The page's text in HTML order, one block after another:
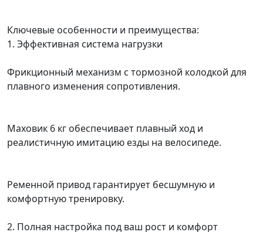
Ключевые особенности и преимущества:
1. Эффективная система нагрузки
Фрикционный механизм с тормозной колодкой для
плавного изменения сопротивления.
Маховик 6 кг обеспечивает плавный ход и
реалистичную имитацию езды на велосипеде.
Ременной привод гарантирует бесшумную и
комфортную тренировку.
2. Полная настройка под ваш рост и комфорт